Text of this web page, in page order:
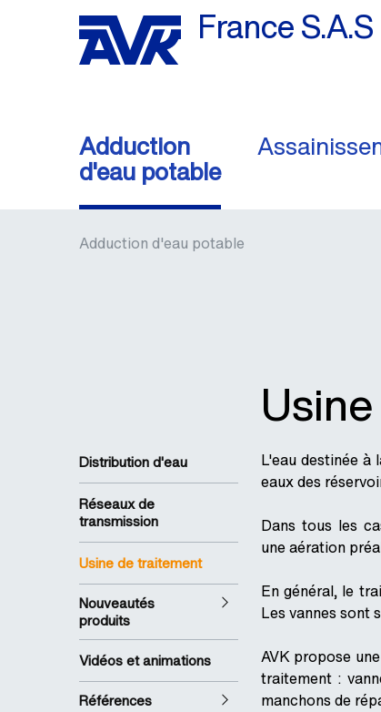
France S.A.S
Adduction
d'eau potable
Adduction d'eau potable
Distribution d'eau
Réseaux de
transmission
Usine de traitement
Nouveautés
produits
Vidéos et animations
Références
L'eau destinée à
eaux des
Dans tous les
une aération
En général, le
Les vannes sont
AVK propose
traitement :
manchons de